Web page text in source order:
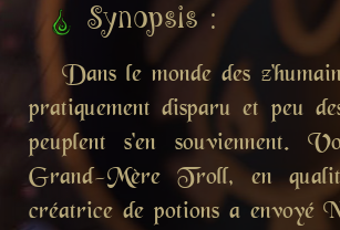
Synopsis :
Dans le monde des
pratiquement disparu et peu
peuplent s'en souviennent.
Grand-Mère Troll, en
créatrice de potions a envoyé